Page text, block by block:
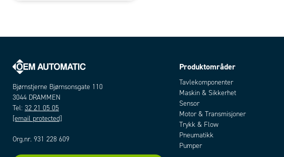
Bjørnstjerne Bjørnsonsgate 110
3044 DRAMMEN
Tel: 32 21 05 05
[email protected]
Org.nr. 931 228 609
Produktområder
Tavlekomponenter
Maskin & Sikkerhet
Sensor
Motor & Transmisjoner
Trykk & Flow
Pneumatikk
Pumper